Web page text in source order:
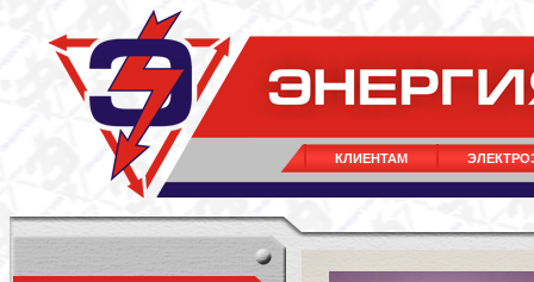
КЛИЕНТАМ